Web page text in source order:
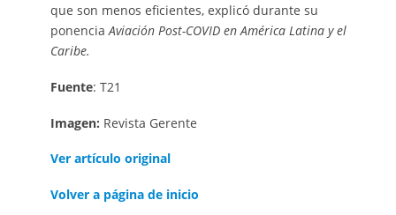
que son menos eficientes, explicó durante su
ponencia Aviación Post-COVID en América Latina y el
Caribe.
Fuente: T21
Imagen: Revista Gerente
Ver artículo original
Volver a página de inicio